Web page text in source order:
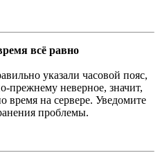
всё равно
указали часовой пояс,
прежнему неверное, значит,
время на сервере. Уведомите
проблемы.